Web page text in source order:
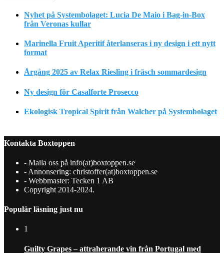
Nyhet på Systembolaget: Lucia De Maio i Bag-in-Box
från Veronas kullar
Marinella Fruit Aperitif återlanseras i ny design i ett nytt
format
Årgång 2025 av Relax Riesling i fräsch sommardesign
Ny design för Casalforte Prosecco
Ekologisk Tropical Spirit från Walcher på Systembolaget
Kontakta Boxtoppen
- Maila oss på info(at)boxtoppen.se
- Annonsering: christoffer(at)boxtoppen.se
- Webbmaster: Tecken 1 AB
Copyright 2014-2024.
Populär läsning just nu
1
Guilty Grapes – attraherande vin från Portugal med